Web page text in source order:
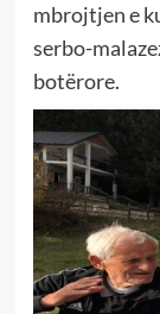
mbrojtjen e
serbo-
botërore.